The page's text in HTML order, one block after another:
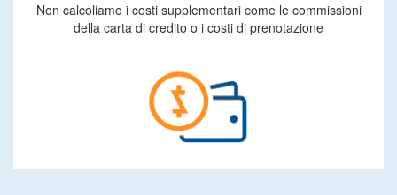
Non calcoliamo i costi supplementari come le commissioni
della carta di credito o i costi di prenotazione